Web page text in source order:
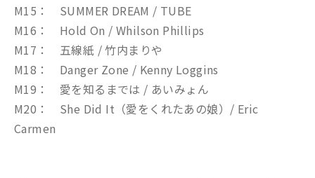
M15： SUMMER DREAM / TUBE
M16： Hold On / Whilson Phillips
M17： 五線紙 / 竹内まりや
M18： Danger Zone / Kenny Loggins
M19： 愛を知るまでは / あいみょん
M20： She Did It（愛をくれたあの娘）/ Eric
Carmen